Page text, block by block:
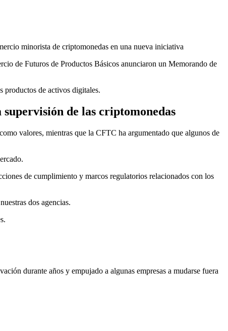
de Futuros de Productos Básicos anunciaron un Memorando de
productos de activos digitales.
de las criptomonedas
valores, mientras que la CFTC ha argumentado que algunos de
de cumplimiento y marcos regulatorios relacionados con los
dos agencias.
durante años y empujado a algunas empresas a mudarse fuera